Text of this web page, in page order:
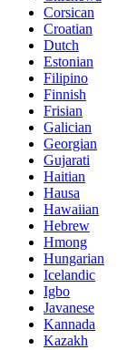
Corsican
Croatian
Dutch
Estonian
Filipino
Finnish
Frisian
Galician
Georgian
Gujarati
Haitian
Hausa
Hawaiian
Hebrew
Hmong
Hungarian
Icelandic
Igbo
Javanese
Kannada
Kazakh